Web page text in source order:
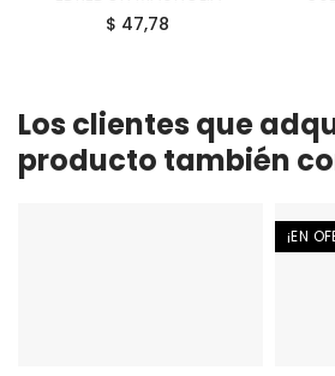
$ 47,78
Los clientes que
producto también
¡EN